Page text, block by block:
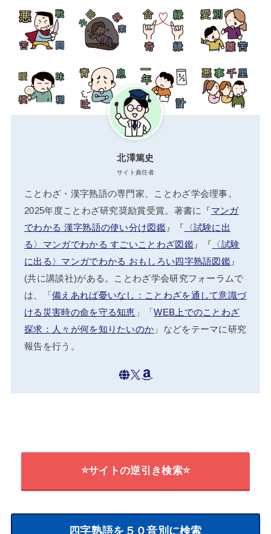
北澤篤史
サイト責任者
ことわざ・漢字熟語の専門家、ことわざ学会理事。
2025年度ことわざ研究奨励賞受賞。著書に『マンガ
でわかる 漢字熟語の使い分け図鑑』『 〈試験に出
る〉マンガでわかる すごいことわざ図鑑』『 〈試験
に出る〉マンガでわかる おもしろい四字熟語図鑑 』
(共に講談社)がある。ことわざ学会研究フォーラムで
は、「備えあれば憂いなし：ことわざを通して意識づ
ける災害時の命を守る知恵 」「WEB上でのことわざ
探求：人々が何を知りたいのか 」などをテーマに研究
報告を行う。
⭐サイトの逆引き検索⭐
四字熟語を５０音別に検索